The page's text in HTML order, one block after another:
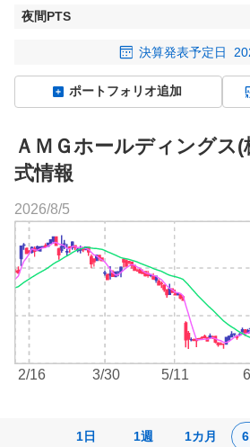
夜間PTS
決算発表予定日
ポートフォリオ追加
ＡＭＧホールディングス
式情報
1日 1週 1カ月
2/16 3/30 5/11
2026/8/5